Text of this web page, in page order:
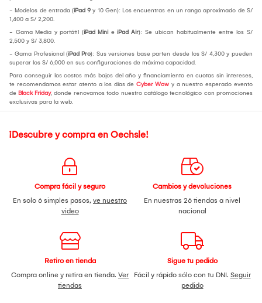
- Modelos de entrada (iPad 9 y 10 Gen): Los encuentras en un rango aproximado de S/
1,400 a S/ 2,200.
- Gama Media y portátil (iPad Mini e iPad Air): Se ubican habitualmente entre los S/
2,500 y S/ 3,800.
- Gama Profesional (iPad Pro): Sus versiones base parten desde los S/ 4,300 y pueden
superar los S/ 6,000 en sus configuraciones de máxima capacidad.
Para conseguir los costos más bajos del año y financiamiento en cuotas sin intereses,
te recomendamos estar atento a los días de Cyber Wow y a nuestro esperado evento
de Black Friday, donde renovamos todo nuestro catálogo tecnológico con promociones
exclusivas para la web.
¡Descubre y compra en Oechsle!
Compra fácil y seguro
En solo 6 simples pasos, ve nuestro
video
Cambios y devoluciones
En nuestras 26 tiendas a nivel
nacional
Retiro en tienda
Compra online y retira en tienda. Ver
tiendas
Sigue tu pedido
Fácil y rápido sólo con tu DNI. Seguir
pedido